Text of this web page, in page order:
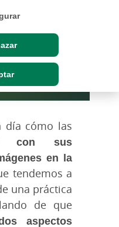
día cómo las
con sus
en la
tendemos a
una práctica
de que
aspectos